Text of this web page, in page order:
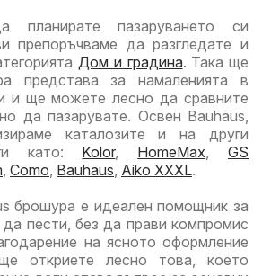
планирате пазаруването си
препоръчваме да разгледате и
Дом и градина. Така ще
представа за намаленията в
и ще можете лесно да сравните
да пазарувате. Освен Bauhaus,
каталозите и на други
като: Kolor, HomeMax ,GS
Como Bauhaus Aiko XXXL.
брошура е идеален помощник за
да пести, без да прави компромис
на ясното оформление
откриете лесно това, което